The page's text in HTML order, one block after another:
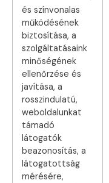
és színvonalas
működésének
biztosítása, a
szolgáltatásaink
minőségének
ellenőrzése és
javítása, a
rosszindulatú,
weboldalunkat
támadó
látogatók
beazonosítás, a
látogatottság
mérésére,